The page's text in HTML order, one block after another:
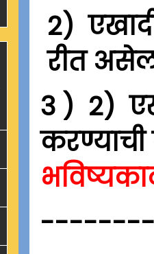
2)
रीत
3 ) 2)
करण्याची